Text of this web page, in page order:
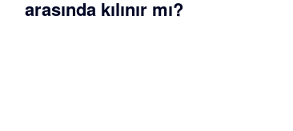
arasında kılınır mı?